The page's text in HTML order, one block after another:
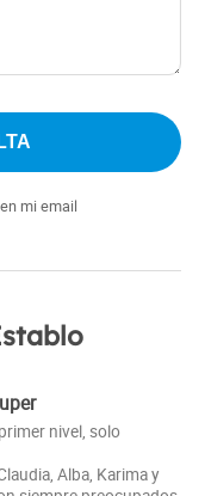
mi email
nivel, solo
Alba, Karima y